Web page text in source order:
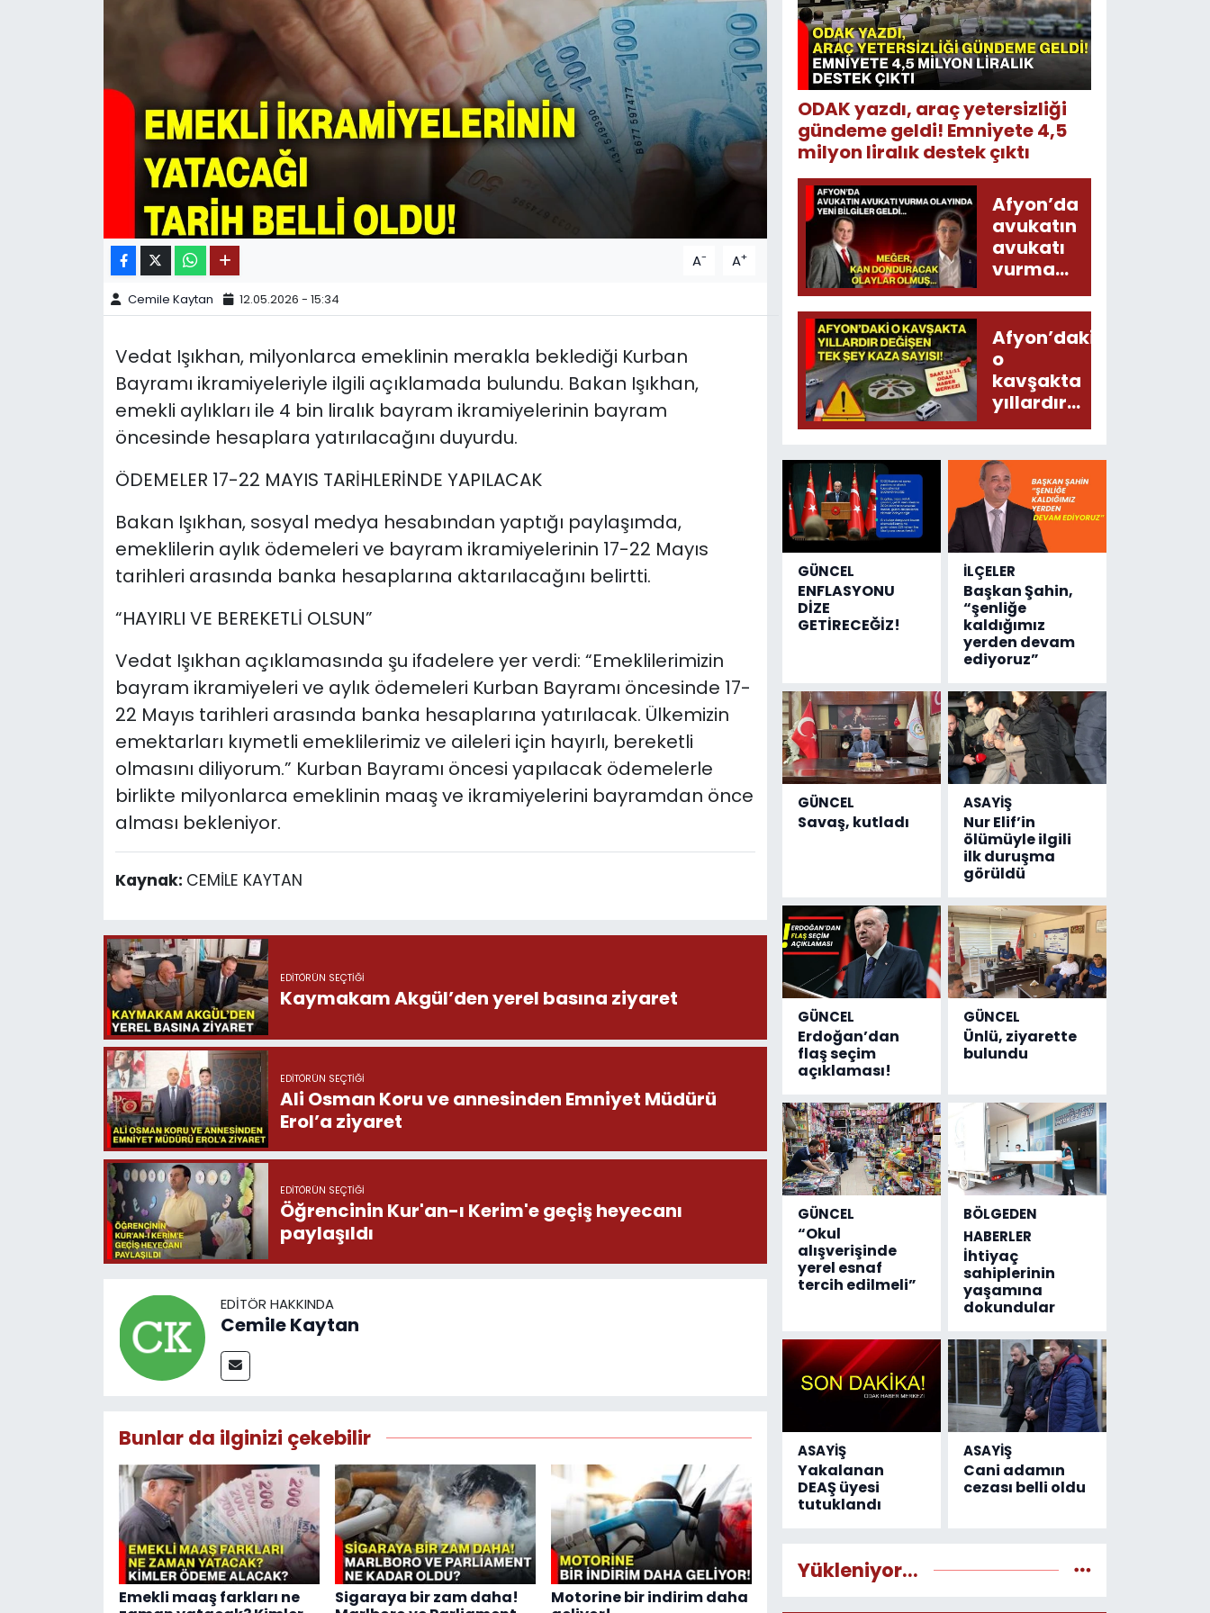
A- A+
Cemile Kaytan 12.05.2026 - 15:34
Vedat Işıkhan, milyonlarca emeklinin merakla beklediği Kurban
Bayramı ikramiyeleriyle ilgili açıklamada bulundu. Bakan Işıkhan,
emekli aylıkları ile 4 bin liralık bayram ikramiyelerinin bayram
öncesinde hesaplara yatırılacağını duyurdu.
ÖDEMELER 17-22 MAYIS TARİHLERİNDE YAPILACAK
Bakan Işıkhan, sosyal medya hesabından yaptığı paylaşımda,
emeklilerin aylık ödemeleri ve bayram ikramiyelerinin 17-22 Mayıs
tarihleri arasında banka hesaplarına aktarılacağını belirtti.
“HAYIRLI VE BEREKETLİ OLSUN”
Vedat Işıkhan açıklamasında şu ifadelere yer verdi: “Emeklilerimizin
bayram ikramiyeleri ve aylık ödemeleri Kurban Bayramı öncesinde 17-
22 Mayıs tarihleri arasında banka hesaplarına yatırılacak. Ülkemizin
emektarları kıymetli emeklilerimiz ve aileleri için hayırlı, bereketli
olmasını diliyorum.” Kurban Bayramı öncesi yapılacak ödemelerle
birlikte milyonlarca emeklinin maaş ve ikramiyelerini bayramdan önce
alması bekleniyor.
Kaynak: CEMİLE KAYTAN
EDITÖRÜN SEÇTIĞI
Kaymakam Akgül’den yerel basına ziyaret
EDITÖRÜN SEÇTIĞI
Ali Osman Koru ve annesinden Emniyet Müdürü
Erol’a ziyaret
EDITÖRÜN SEÇTIĞI
Öğrencinin Kur'an-ı Kerim'e geçiş heyecanı
paylaşıldı
EDITÖR HAKKINDA
Cemile Kaytan
Bunlar da ilginizi çekebilir
Emekli maaş farkları ne
Sigaraya bir zam daha!
Motorine bir indirim daha
ODAK yazdı, araç yetersizliği
gündeme geldi! Emniyete 4,5
milyon liralık destek çıktı
Afyon’da
avukatın
avukatı
vurma
olayında
yeni bilgiler
geldi...
Meğer, kan
donduracak
olaylar
olmuş...
Afyon’daki
o
kavşakta
yıllardır
değişen
kaza
sayısı!
GÜNCEL
ENFLASYONU
DİZE
GETİRECEĞİZ!
İLÇELER
Başkan Şahin,
“şenliğe
kaldığımız
yerden devam
ediyoruz”
GÜNCEL
Savaş, kutladı
ASAYİŞ
Nur Elif’in
ölümüyle ilgili
ilk duruşma
görüldü
GÜNCEL
Erdoğan’dan
flaş seçim
açıklaması!
GÜNCEL
Ünlü, ziyarette
bulundu
GÜNCEL
“Okul
alışverişinde
yerel esnaf
tercih edilmeli”
BÖLGEDEN
HABERLER
İhtiyaç
sahiplerinin
yaşamına
dokundular
ASAYİŞ
Yakalanan
DEAŞ üyesi
tutuklandı
ASAYİŞ
Cani adamın
cezası belli oldu
Yükleniyor...